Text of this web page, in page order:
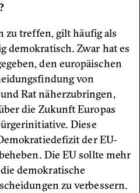
zu treffen, gilt häufig als
demokratisch. Zwar hat es
den europäischen
von
Rat näherzubringen,
die Zukunft Europas
Diese
der EU-
Die EU sollte mehr
demokratische
zu verbessern.